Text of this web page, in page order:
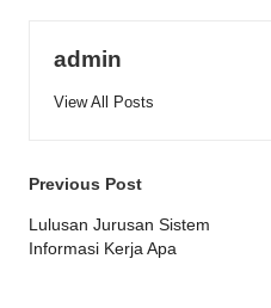
admin
View All Posts
Post
navigation
Previous Post
Lulusan Jurusan Sistem
Informasi Kerja Apa